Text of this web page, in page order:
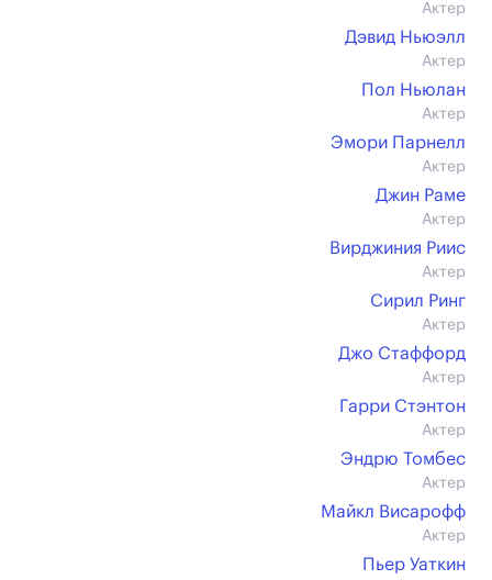
Актер
Дэвид Ньюэлл
Актер
Пол Ньюлан
Актер
Эмори Парнелл
Актер
Джин Раме
Актер
Вирджиния Риис
Актер
Сирил Ринг
Актер
Джо Стаффорд
Актер
Гарри Стэнтон
Актер
Эндрю Томбес
Актер
Майкл Висарофф
Актер
Пьер Уаткин